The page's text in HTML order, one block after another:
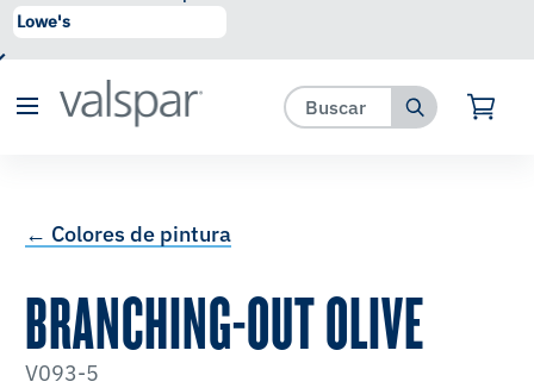
se ha agregado a favoritos.
← Colores de pintura
BRANCHING-OUT OLIVE
V093-5